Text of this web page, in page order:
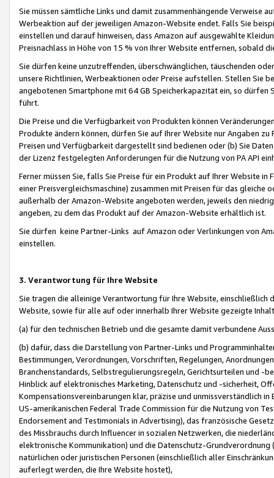
Sie müssen sämtliche Links und damit zusammenhängende
Werbeaktion auf der jeweiligen Amazon-Website endet. Falls Sie
einstellen und darauf hinweisen, dass Amazon auf ausgewählte
Preisnachlass in Höhe von 15 % von Ihrer Website entfernen, sobald
Sie dürfen keine unzutreffenden, überschwänglichen, täuschenden
unsere Richtlinien, Werbeaktionen oder Preise aufstellen. Stellen Sie
angebotenen Smartphone mit 64 GB Speicherkapazität ein, so dürfen
führt.
Die Preise und die Verfügbarkeit von Produkten können
Produkte ändern können, dürfen Sie auf Ihrer Website nur Angaben
Preisen und Verfügbarkeit dargestellt sind bedienen oder (b) Sie
der Lizenz festgelegten Anforderungen für die Nutzung von PA API
Ferner müssen Sie, falls Sie Preise für ein Produkt auf Ihrer Website
einer Preisvergleichsmaschine) zusammen mit Preisen für das
außerhalb der Amazon-Website angeboten werden, jeweils den
angeben, zu dem das Produkt auf der Amazon-Website erhältlich ist.
Sie dürfen keine Partner-Links auf Amazon oder Verlinkungen von
einstellen.
3. Verantwortung für Ihre Website
Sie tragen die alleinige Verantwortung für Ihre Website,
Website, sowie für alle auf oder innerhalb Ihrer Website gezeigte
(a) für den technischen Betrieb und die gesamte damit verbundene
(b) dafür, dass die Darstellung von Partner-Links und
Bestimmungen, Verordnungen, Vorschriften, Regelungen,
Branchenstandards, Selbstregulierungsregeln, Gerichtsurteilen und -
Hinblick auf elektronisches Marketing, Datenschutz und -sicherheit,
Kompensationsvereinbarungen klar, präzise und unmissverständlich
US-amerikanischen Federal Trade Commission für die Nutzung von
Endorsement and Testimonials in Advertising), das französische
des Missbrauchs durch Influencer in sozialen Netzwerken, die
elektronische Kommunikation) und die Datenschutz-
natürlichen oder juristischen Personen (einschließlich aller
auferlegt werden, die Ihre Website hostet),